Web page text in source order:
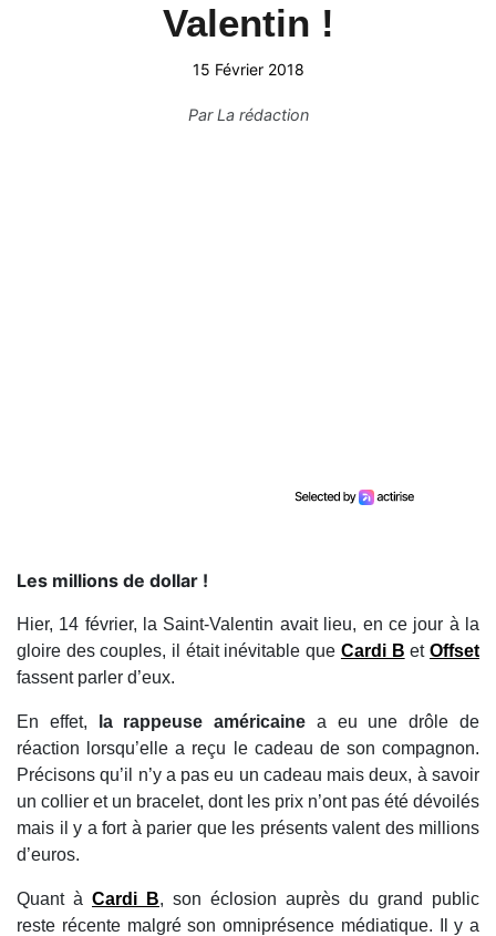
Valentin !
15 Février 2018
ParLa rédaction
Les millions de dollar !
Hier, 14 février, la Saint-Valentin avait lieu, en ce jour à la
gloire des couples, il était inévitable que Cardi B etOffset
fassent parler d’eux.
En effet, la rappeuse américaine a eu une drôle de
réaction lorsqu’elle a reçu le cadeau de son compagnon.
Précisons qu’il n’y a pas eu un cadeau mais deux, à savoir
un collier et un bracelet, dont les prix n’ont pas été dévoilés
mais il y a fort à parier que les présents valent des millions
d’euros.
Quant à Cardi B, son éclosion auprès du grand public
reste récente malgré son omniprésence médiatique. Il y a